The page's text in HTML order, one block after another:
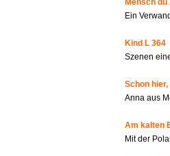
Mensch du
Ein
Kind L 364
Szenen
Schon
Anna aus
Am kalten
Mit der